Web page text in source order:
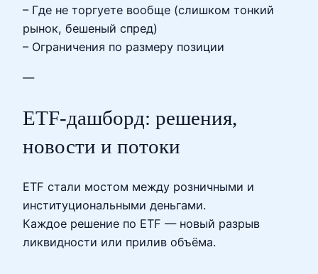
– Где не торгуете вообще (слишком тонкий
рынок, бешеный спред)
– Ограничения по размеру позиции
—
ETF‑дашборд: решения,
новости и потоки
ETF стали мостом между розничными и
институциональными деньгами.
Каждое решение по ETF — новый разрыв
ликвидности или прилив объёма.